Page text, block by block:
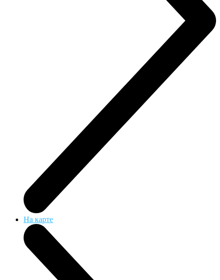
На карте